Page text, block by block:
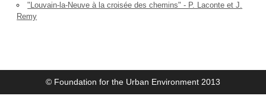
"Louvain-la-Neuve à la croisée des chemins" - P. Laconte et J.
Remy
© Foundation for the Urban Environment 2013